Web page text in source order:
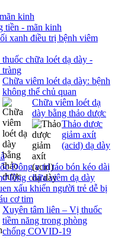
kinh
tiền - mãn kinh
xanh điều trị bệnh viêm
chữa loét dạ dày -
tràng
Chữa viêm loét dạ dày: bệnh
không thể chủ quan
Chữa viêm loét dạ
dày bằng thảo dược
Thảo dược
giảm axít
(acid) dạ dày
Đông y trị táo bón kéo dài
lông chữa viêm dạ dày
xấu khiến người trẻ dễ bị
cơ tim
Xuyên tâm liên – Vị thuốc
tiềm năng trong phòng
chống COVID-19